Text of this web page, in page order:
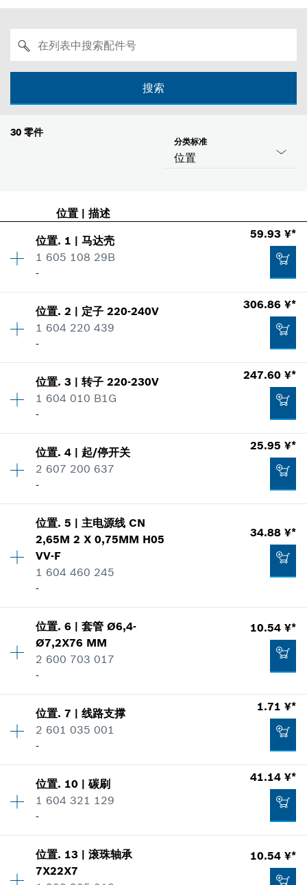
搜索
30 零件
位置
分类标准
位置| 描述
位置. 1 |马达壳
1 605 108 29B
-
59.93 ¥*
数量 1
价格类组: 00
使用证明
显示在插图
59.93 ¥*
加入购物车
位置.2 | 定子 220-240V
1 604 220 439
-
306.86 ¥*
价格类组:00
显示在插图
306.86 ¥*
*显示的价格包含增值税
位置.3 |转子 220-230V
1 604 010 B1G
-
247.60 ¥*
价格类组:00
显示在插图
*显示的价格包含增值税
位置.4 | 起/停开关
2 607 200 637
-
25.95 ¥*
数量 1
价格类组:00
零件信息
使用证明
*显示的价格包含增值税
位置.5 |主电源线 CN
2,65M 2 X 0,75MM H05
VV-F
1 604 460 245
-
34.88 ¥*
价格类组:00
零件信息
34.88 ¥*
*显示的价格包含增值税
位置.6 |套管 Ø6,4-
Ø7,2X76 MM
2 600 703 017
-
10.54 ¥*
数量
1
价格类组: 00
使用证明
显示在插图
10.54 ¥*
位置.7 |线路支撑
2 601 035 001
-
1.71 ¥*
价格类组 :00
显示在插图
位置. 10 |碳刷
1 604 321 129
-
41.14 ¥*
数量 1
价格类组
位置. 13 |滚珠轴承
7X22X7
10.54 ¥*